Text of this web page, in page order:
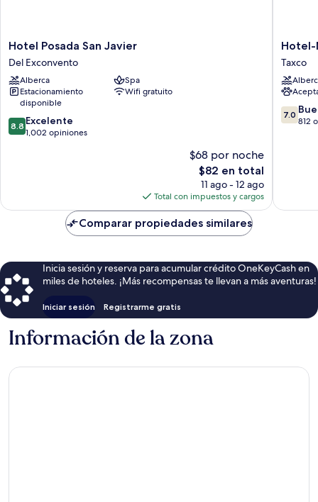
Hotel
Posada
San
Javier
Del
Exconvento
Hotel Posada San Javier
Del Exconvento
Alberca
Spa
Estacionamiento
disponible
Wifi gratuito
8.8
de
8.8 Excelente
1,002 opiniones
$68 por noche
El
precio
actual
es
de
$82
$82 en total
11 ago - 12 ago
Total con impuestos y cargos
Hotel-
Museo
Posada
de
la
Misón
Taxco
Hotel-
Taxco
7.0
de
7.0
812
Comparar propiedades similares
Inicia sesión y reserva para acumular crédito OneKeyCash en
miles de hoteles. ¡Más recompensas te llevan a más aventuras!
Iniciar sesión Registrarme gratis
Información de la zona